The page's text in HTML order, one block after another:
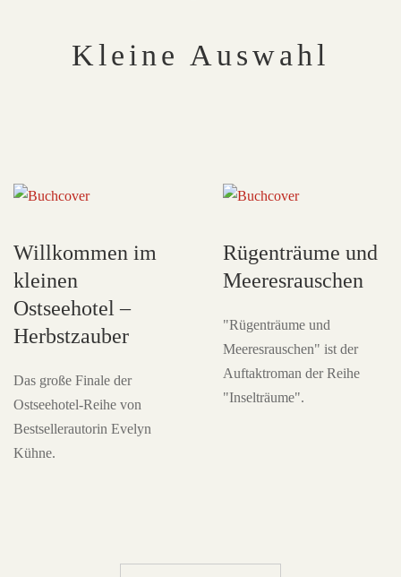
Kleine Auswahl
Willkommen im
kleinen
Ostseehotel –
Herbstzauber
Das große Finale der
Ostseehotel-Reihe von
Bestsellerautorin Evelyn
Kühne.
Rügenträume und
Meeresrauschen
"Rügenträume und
Meeresrauschen" ist der
Auftaktroman der Reihe
"Inselträume".